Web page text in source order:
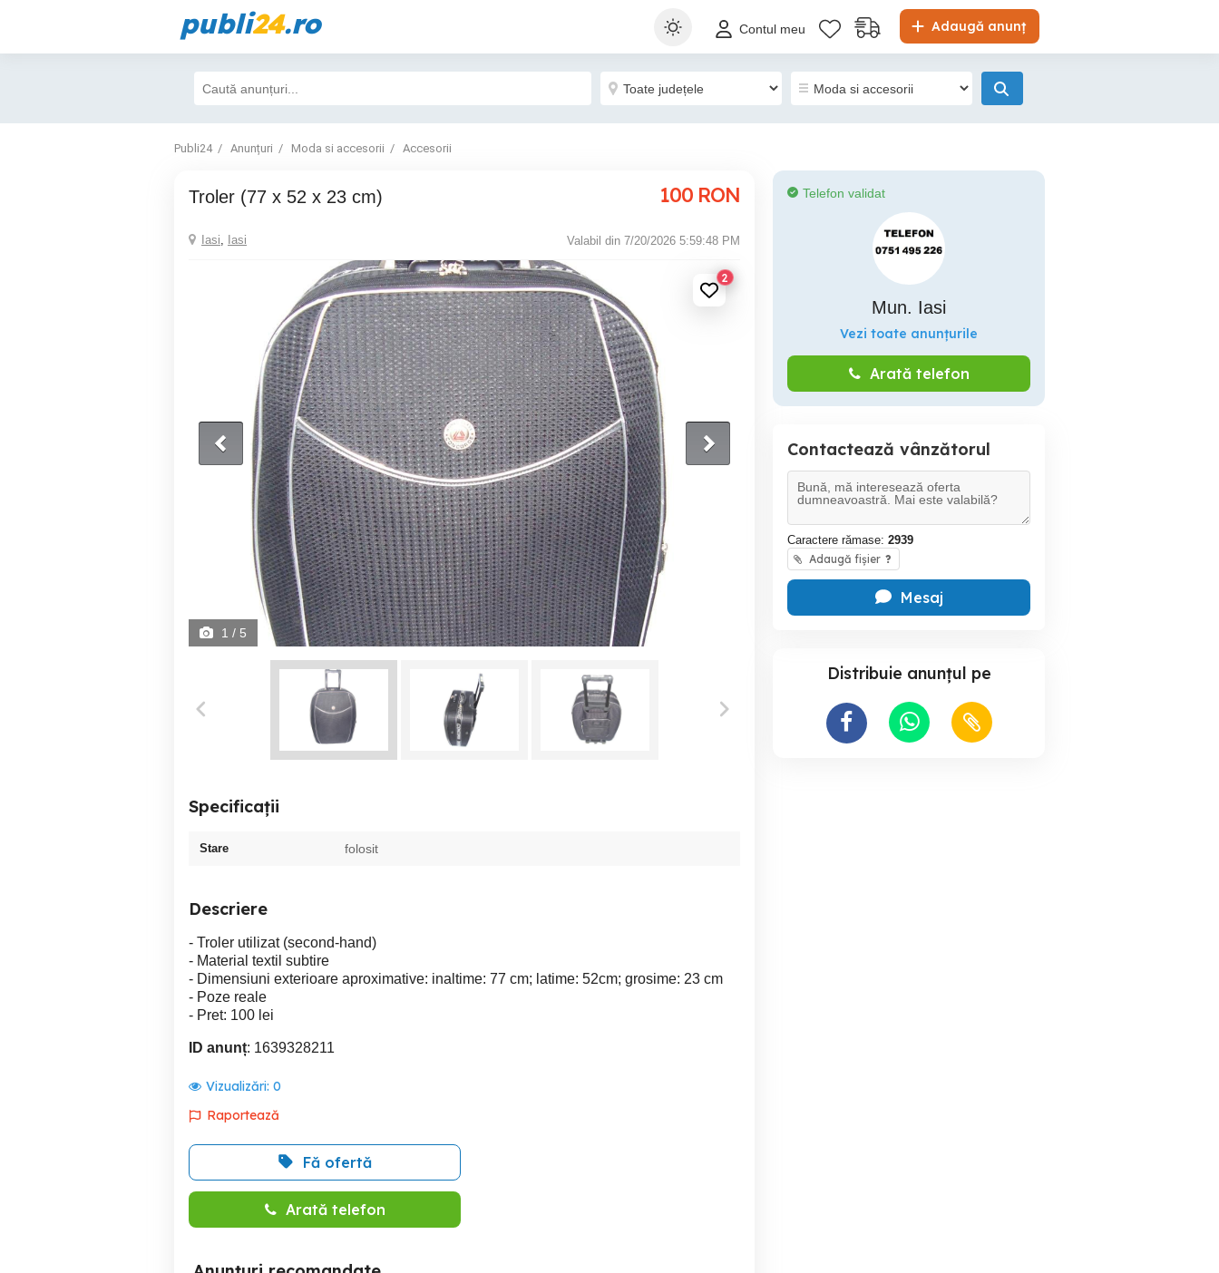
publi24.ro Adaugă anunț
Contul meu
Publi24 Anunțuri Moda si accesorii Accesorii
Troler (77 x 52 x 23 cm) 100 RON
Iasi, Iasi Valabil din 7/20/2026 5:59:48 PM
2
1 / 5
Specificații
Stare folosit
Descriere
- Troler utilizat (second-hand)
- Material textil subtire
- Dimensiuni exterioare aproximative: inaltime: 77 cm; latime: 52cm; grosime: 23 cm
- Poze reale
- Pret: 100 lei
ID anunț: 1639328211
Vizualizări: 0
Raportează
Fă ofertă
Arată telefon
Telefon validat
Mun. Iasi
Vezi toate anunțurile
Arată telefon
Contactează vânzătorul
Caractere rămase: 2939
Adaugă fișier ?
Mesaj
Distribuie anunțul pe